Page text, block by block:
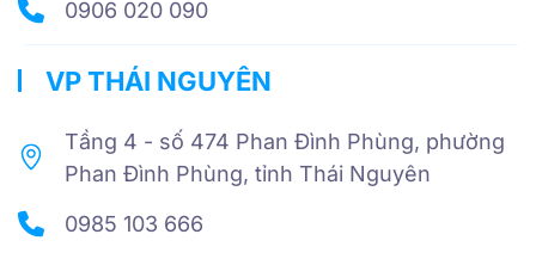
0906 020 090
VP THÁI NGUYÊN
Tầng 4 - số 474 Phan Đình Phùng, phường
Phan Đình Phùng, tỉnh Thái Nguyên
0985 103 666